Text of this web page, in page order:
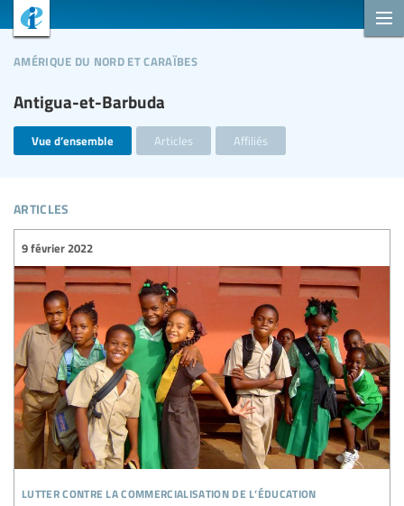
Antigua-et-Barbuda
amérique du nord et caraïbes
Vue d’ensemble Articles Affiliés
articles
lutter contre la commercialisation de l’éducation
9 février 2022